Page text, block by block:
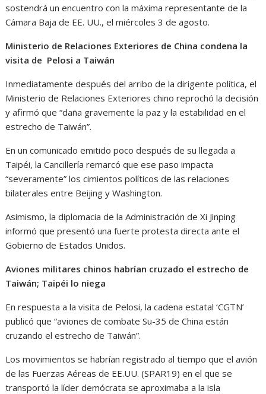
sostendrá un encuentro con la máxima representante de la
Cámara Baja de EE. UU., el miércoles 3 de agosto.
Ministerio de Relaciones Exteriores de China condena la
visita de Pelosi a Taiwán
Inmediatamente después del arribo de la dirigente política, el
Ministerio de Relaciones Exteriores chino reprochó la decisión
y afirmó que “daña gravemente la paz y la estabilidad en el
estrecho de Taiwán”.
En un comunicado emitido poco después de su llegada a
Taipéi, la Cancillería remarcó que ese paso impacta
“severamente” los cimientos políticos de las relaciones
bilaterales entre Beijing y Washington.
Asimismo, la diplomacia de la Administración de Xi Jinping
informó que presentó una fuerte protesta directa ante el
Gobierno de Estados Unidos.
Aviones militares chinos habrían cruzado el estrecho de
Taiwán; Taipéi lo niega
En respuesta a la visita de Pelosi, la cadena estatal ‘CGTN’
publicó que “aviones de combate Su-35 de China están
cruzando el estrecho de Taiwán”.
Los movimientos se habrían registrado al tiempo que el avión
de las Fuerzas Aéreas de EE.UU. (SPAR19) en el que se
transportó la líder demócrata se aproximaba a la isla